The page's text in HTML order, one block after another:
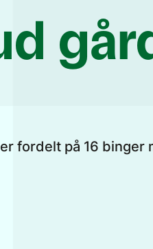
fordelt på 16 binger